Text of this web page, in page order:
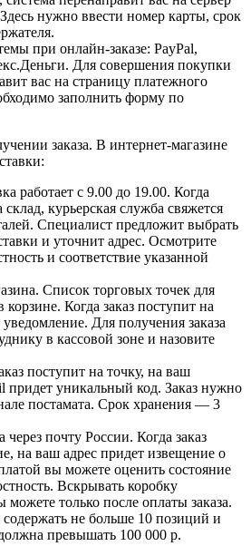
нужно ввести номер карты, срок
при онлайн-заказе: PayPal,
Для совершения покупки
вас на страницу платежного
заполнить форму по
заказа. В интернет-магазине
работает с 9.00 до 19.00. Когда
курьерская служба свяжется
Специалист предложит выбрать
и уточнит адрес. Осмотрите
и соответствие указанной
Список торговых точек для
Когда заказ поступит на
Для получения заказа
в кассовой зоне и назовите
поступит на точку, на ваш
придет уникальный код. Заказ нужно
постамата. Срок хранения — 3
через почту России. Когда заказ
на ваш адрес придет извещение о
вы можете оценить состояние
Вскрывать коробку
можете только после оплаты заказа.
не больше 10 позиций и
превышать 100 000 р.